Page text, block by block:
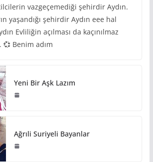
vazgeçemediği şehirdir Aydın.
yaşandığı şehirdir Aydın eee hal
Evliliğin açılması da kaçınılmaz
Benim adım
Yeni Bir Aşk Lazım
Ağrıli Suriyeli Bayanlar